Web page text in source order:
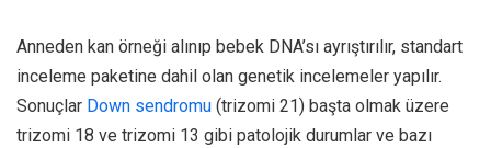
Anneden kan örneği alınıp bebek DNA’sı ayrıştırılır, standart
inceleme paketine dahil olan genetik incelemeler yapılır.
Sonuçlar Down sendromu (trizomi 21) başta olmak üzere
trizomi 18 ve trizomi 13 gibi patolojik durumlar ve bazı